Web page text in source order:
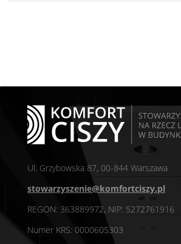
Ul. Grzybowska 87, 00-844 Warszawa
stowarzyszenie@komfortciszy.pl
REGON: 363889972, NIP: 5272761916
Numer KRS: 0000605303